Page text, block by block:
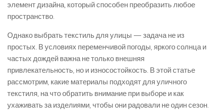
элемент дизайна, который способен преобразить любое
пространство.
Однако выбрать текстиль для улицы — задача не из
простых. В условиях переменчивой погоды, яркого солнца и
частых дождей важна не только внешняя
привлекательность, но и износостойкость. В этой статье
рассмотрим, какие материалы подходят для уличного
текстиля, на что обратить внимание при выборе и как
ухаживать за изделиями, чтобы они радовали не один сезон.